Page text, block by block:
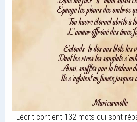
L'écrit contient 132 mots qui sont